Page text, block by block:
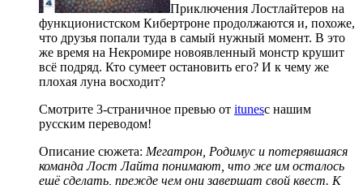
Приключения Лостлайтеров на
функционистском Кибертроне продолжаются и, похоже,
что друзья попали туда в самый нужный момент. В это
же время на Некромире новоявленный монстр крушит
всё подряд. Кто сумеет остановить его? И к чему же
плохая луна восходит?
Смотрите 3-страничное превью от itunesс нашим
русским переводом!
Описание сюжета: Мегатрон, Родимус и потерявшаяся
команда Лост Лайта понимают, что же им осталось
ещё сделать, прежде чем они завершат свой квест. К